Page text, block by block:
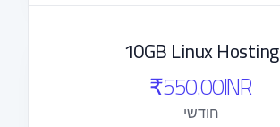
10GB Linux Hosting
₹550.00INR
חודשי